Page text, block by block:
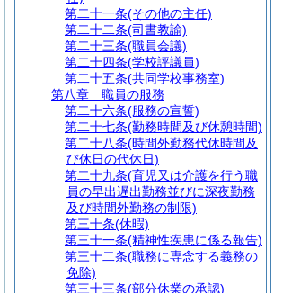
第二十一条(その他の主任)
第二十二条(司書教諭)
第二十三条(職員会議)
第二十四条(学校評議員)
第二十五条(共同学校事務室)
第八章
職員の服務
第二十六条(服務の宣誓)
第二十七条(勤務時間及び休憩時間)
第二十八条(時間外勤務代休時間及
び休日の代休日)
第二十九条(育児又は介護を行う職
員の早出遅出勤務並びに深夜勤務
及び時間外勤務の制限)
第三十条(休暇)
第三十一条(精神性疾患に係る報告)
第三十二条(職務に専念する義務の
免除)
第三十三条(部分休業の承認)